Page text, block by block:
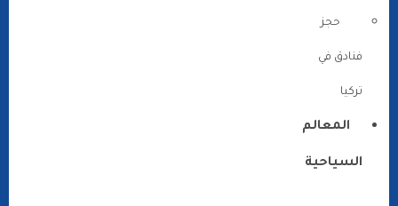
حجز
فنادق في
تركيا
المعالم
السياحية